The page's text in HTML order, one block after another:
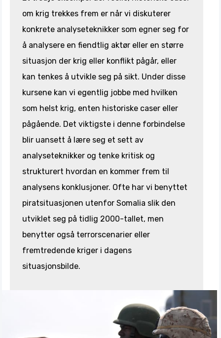
om krig trekkes frem er når vi diskuterer
konkrete analyseteknikker som egner seg for
å analysere en fiendtlig aktør eller en større
situasjon der krig eller konflikt pågår, eller
kan tenkes å utvikle seg på sikt. Under disse
kursene kan vi egentlig jobbe med hvilken
som helst krig, enten historiske caser eller
pågående. Det viktigste i denne forbindelse
blir uansett å lære seg et sett av
analyseteknikker og tenke kritisk og
strukturert hvordan en kommer frem til
analysens konklusjoner. Ofte har vi benyttet
piratsituasjonen utenfor Somalia slik den
utviklet seg på tidlig 2000-tallet, men
benytter også terrorscenarier eller
fremtredende kriger i dagens
situasjonsbilde.